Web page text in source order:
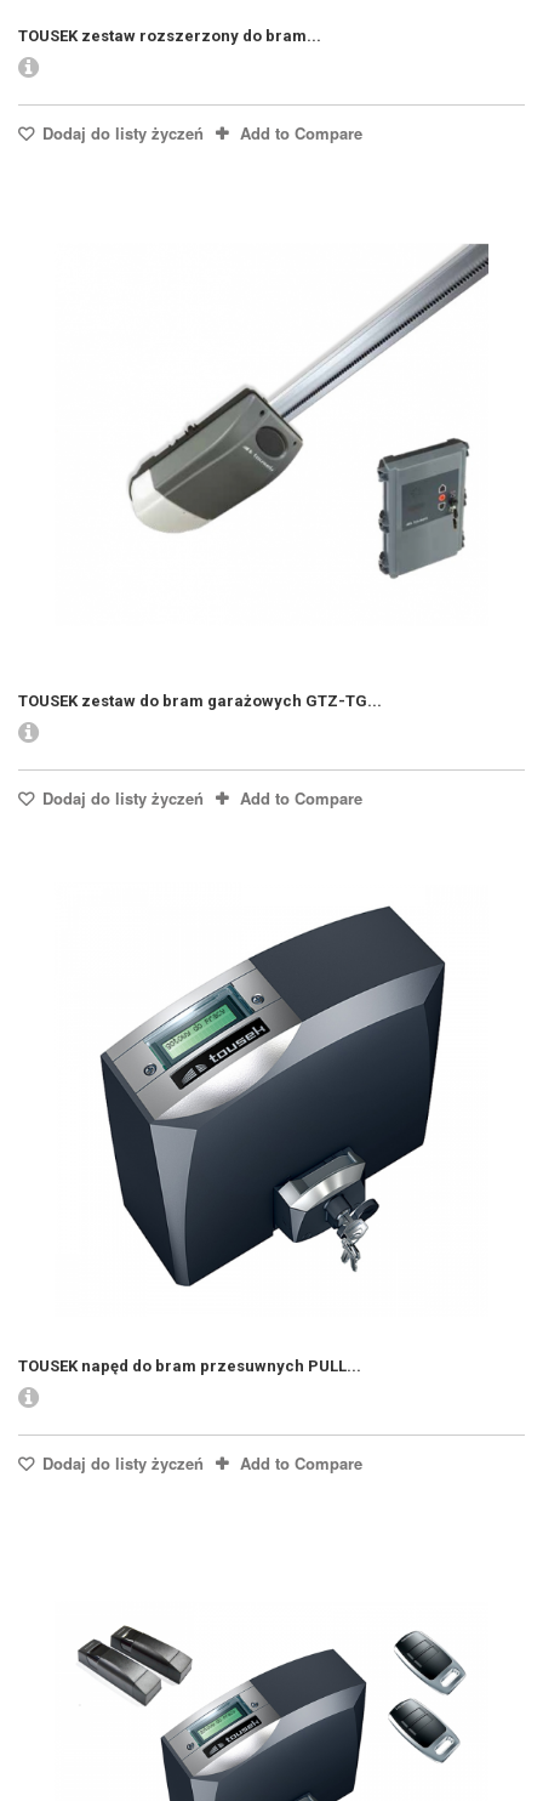
TOUSEK zestaw rozszerzony do bram...
Dodaj do listy życzeń Add to Compare
TOUSEK zestaw do bram garażowych GTZ-TG...
Dodaj do listy życzeń Add to Compare
TOUSEK napęd do bram przesuwnych PULL...
Dodaj do listy życzeń Add to Compare